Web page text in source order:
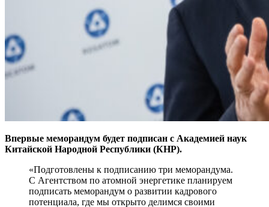
Впервые меморандум будет подписан с Академией наук
Китайской Народной Республики (КНР).
«Подготовлены к подписанию три меморандума.
С Агентством по атомной энергетике планируем
подписать меморандум о развитии кадрового
потенциала, где мы открыто делимся своими